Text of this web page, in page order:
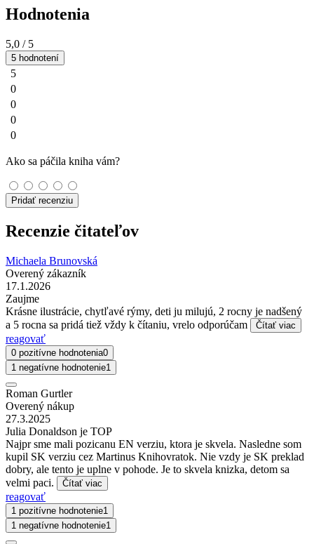
Hodnotenia
5,0 / 5
5 hodnotení
5
0
0
0
0
Ako sa páčila kniha vám?
Pridať recenziu
Recenzie čitateľov
Michaela Brunovská
Overený zákazník
17.1.2026
Zaujme
Krásne ilustrácie, chytľavé rýmy, deti ju milujú, 2 rocny je nadšený
a 5 rocna sa pridá tiež vždy k čítaniu, vrelo odporúčam
Čítať viac
reagovať
0 pozitívne hodnotenia0
1 negatívne hodnotenie1
Roman Gurtler
Overený nákup
27.3.2025
Julia Donaldson je TOP
Najpr sme mali pozicanu EN verziu, ktora je skvela. Nasledne som
kupil SK verziu cez Martinus Knihovratok. Nie vzdy je SK preklad
dobry, ale tento je uplne v pohode. Je to skvela knizka, detom sa
velmi paci.
Čítať viac
reagovať
1 pozitívne hodnotenie1
1 negatívne hodnotenie1